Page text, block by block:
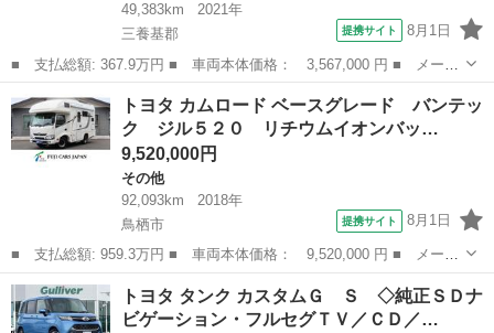
49,383km
2021年
三養基郡
提携サイト 8月1日
■ 支払総額: 367.9万円 ■ 車両本体価格： 3,567,000 円 ■ メーカ
ー名： トヨタ ■ 車種名： アルファード ■ グレード名： ２．
５Ｓ タイプゴールド 純正９型ディズプレイオーディオナビ フリ
ップダウ...
佐賀 三養基郡 アルファード
トヨタ カムロード ベースグレード バンテッ
ク ジル５２０ リチウムイオンバッ…
9,520,000円
その他
92,093km
2018年
鳥栖市
提携サイト 8月1日
■ 支払総額: 959.3万円 ■ 車両本体価格： 9,520,000 円 ■ メーカ
ー名： トヨタ ■ 車種名： カムロード ■ グレード名： ベース
グレード バンテック ジル５２０ リチウムイオンバッテリー６０
０Ａｈ ...
佐賀 鳥栖市 その他
トヨタ タンク カスタムＧ Ｓ ◇純正ＳＤナ
ビゲーション・フルセグＴＶ／ＣＤ／…